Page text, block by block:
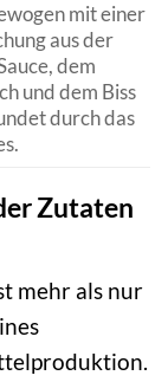
mit einer
aus der
dem
und dem Biss
durch das
Zutaten
mehr als nur